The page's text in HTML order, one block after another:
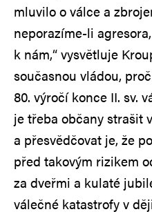
mluvilo o válce a
neporazíme-li
k nám,“ vysvětluje
současnou vládou,
80. výročí konce II. sv.
je třeba občany strašit
a přesvědčovat je, že
před takovým rizikem
za dveřmi a kulaté
válečné katastrofy v